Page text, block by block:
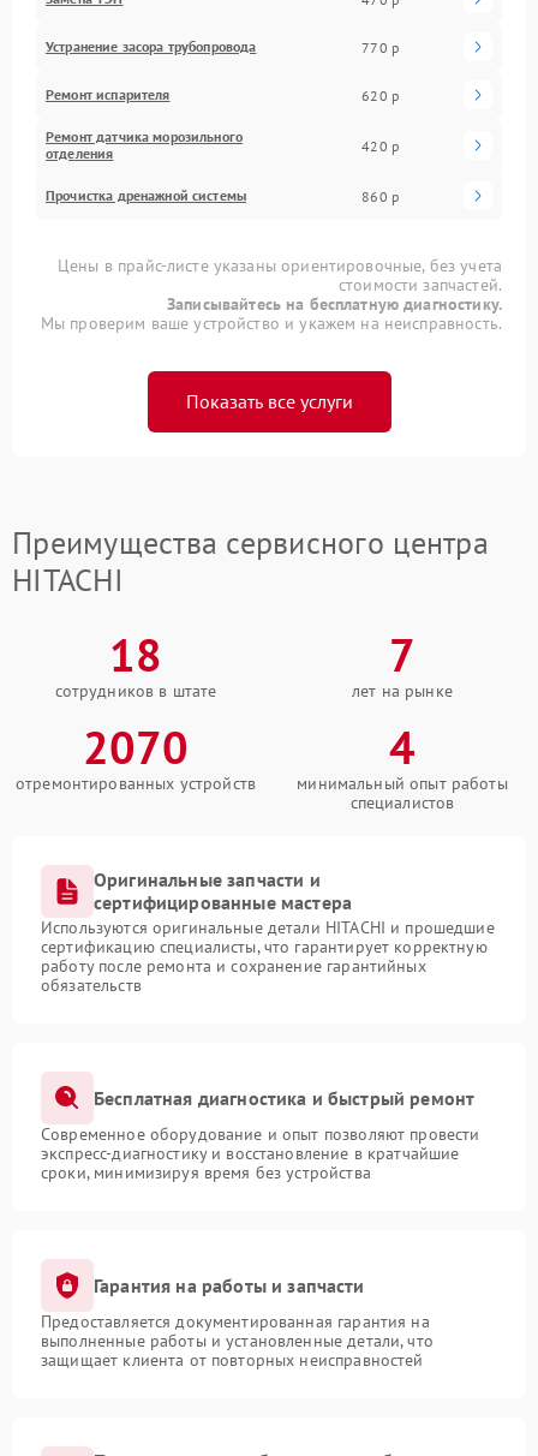
Устранение засора трубопровода 770 р
Ремонт испарителя 620 р
Ремонт датчика морозильного
отделения
420 р
Прочистка дренажной системы 860 р
Цены в прайс-листе указаны ориентировочные, без учета
стоимости запчастей.
Записывайтесь на бесплатную диагностику.
Мы проверим ваше устройство и укажем на неисправность.
Показать все услуги
Преимущества сервисного центра
HITACHI
18
сотрудников в штате
7
лет на рынке
2070
отремонтированных устройств
4
минимальный опыт работы
специалистов
Оригинальные запчасти и
сертифицированные мастера
Используются оригинальные детали HITACHI и прошедшие
сертификацию специалисты, что гарантирует корректную
работу после ремонта и сохранение гарантийных
обязательств
Бесплатная диагностика и быстрый ремонт
Современное оборудование и опыт позволяют провести
экспресс-диагностику и восстановление в кратчайшие
сроки, минимизируя время без устройства
Гарантия на работы и запчасти
Предоставляется документированная гарантия на
выполненные работы и установленные детали, что
защищает клиента от повторных неисправностей